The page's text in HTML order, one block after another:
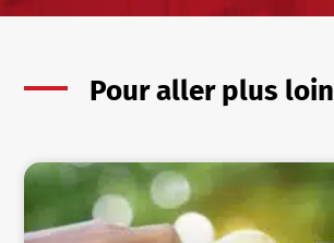
Pour aller plus loin